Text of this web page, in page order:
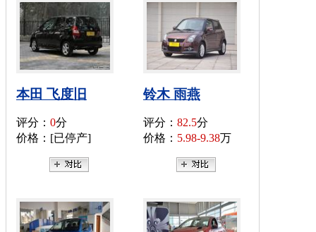
本田 飞度旧
评分： 0分
价格：[已停产]
铃木 雨燕
评分： 82.5分
价格： 5.98-9.38万